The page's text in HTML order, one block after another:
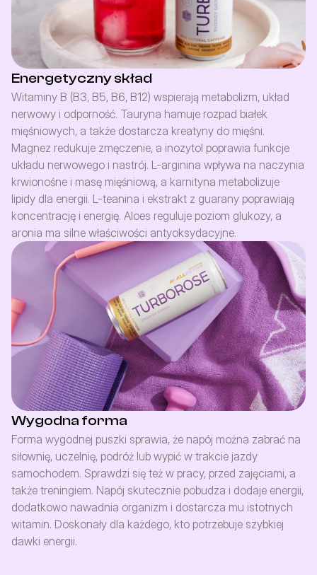
Energetyczny skład
Witaminy B (B3, B5, B6, B12) wspierają metabolizm, układ
nerwowy i odporność. Tauryna hamuje rozpad białek
mięśniowych, a także dostarcza kreatyny do mięśni.
Magnez redukuje zmęczenie, a inozytol poprawia funkcje
układu nerwowego i nastrój. L-arginina wpływa na naczynia
krwionośne i masę mięśniową, a karnityna metabolizuje
lipidy dla energii. L-teanina i ekstrakt z guarany poprawiają
koncentrację i energię. Aloes reguluje poziom glukozy, a
aronia ma silne właściwości antyoksydacyjne.
Wygodna forma
Forma wygodnej puszki sprawia, że napój można zabrać na
siłownię, uczelnię, podróż lub wypić w trakcie jazdy
samochodem. Sprawdzi się też w pracy, przed zajęciami, a
także treningiem. Napój skutecznie pobudza i dodaje energii,
dodatkowo nawadnia organizm i dostarcza mu istotnych
witamin. Doskonały dla każdego, kto potrzebuje szybkiej
dawki energii.